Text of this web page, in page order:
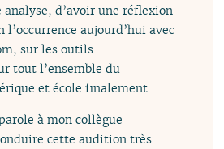
d’avoir une réflexion
l’occurrence aujourd’hui avec
sur les outils
tout l’ensemble du
et école finalement.
à mon collègue
cette audition très